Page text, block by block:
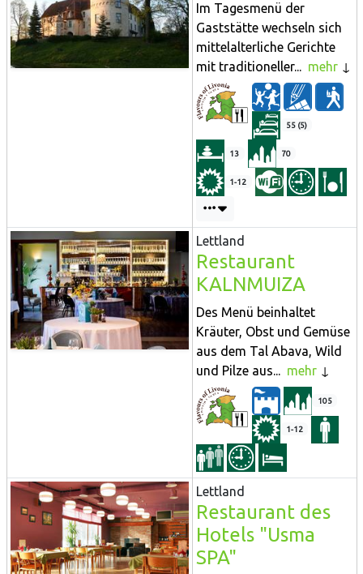
Im Tagesmenü der
Gaststätte wechseln sich
mittelalterliche Gerichte
mit traditioneller... mehr
55 (5)
13 70
1-12
Lettland
Restaurant
KALNMUIZA
Des Menü beinhaltet
Kräuter, Obst und Gemüse
aus dem Tal Abava, Wild
und Pilze aus... mehr
105
1-12
Lettland
Restaurant des
Hotels "Usma
SPA"